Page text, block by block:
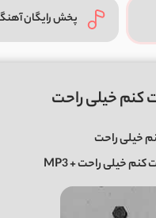
پخش رایگان
کنم خیلی راحت
خیلی راحت
کنم خیلی راحت+ MP3